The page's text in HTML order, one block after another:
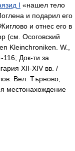
I «нашел тело
и подарил его
и отнес его в
(см. Осоговский
Kleinchroniken. W.,
Док-ти за
XII-XIV вв. /
Вел. Търново,
местонахождение